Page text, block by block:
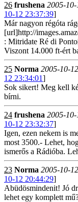
26 frushena 2005-
10-12 23:37:39]
Már nagyon régóta
[url]http://
: Mitridate Ré di
Viszont 14.000 ft-ért
25 Norma 2005-10-
12 23:34:01]
Sok sikert! Meg kell
bírni.
24 frushena 2005-
10-12 23:32:37]
Igen, ezen nekem is
most 3500.- Lehet,
ismerős a Rádióba.
23 Norma 2005-10-
10-12 20:44:29]
Abüdösmindenit! Jó
lehet egy komplett